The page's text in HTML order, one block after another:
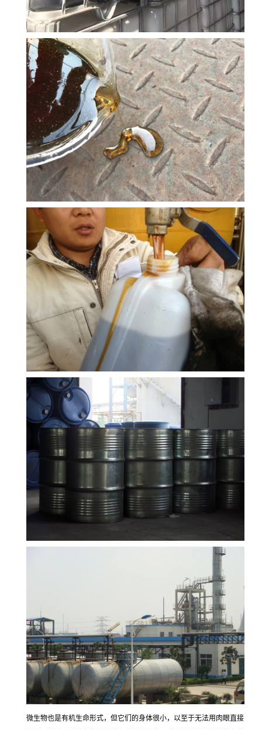
微生物也是有机生命形式，但它们的身体很小，以至于无法用肉眼直接